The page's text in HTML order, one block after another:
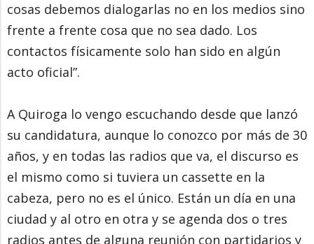
cosas debemos dialogarlas no en los medios sino
frente a frente cosa que no sea dado. Los
contactos físicamente solo han sido en algún
acto oficial”.
A Quiroga lo vengo escuchando desde que lanzó
su candidatura, aunque lo conozco por más de 30
años, y en todas las radios que va, el discurso es
el mismo como si tuviera un cassette en la
cabeza, pero no es el único. Están un día en una
ciudad y al otro en otra y se agenda dos o tres
radios antes de alguna reunión con partidarios y